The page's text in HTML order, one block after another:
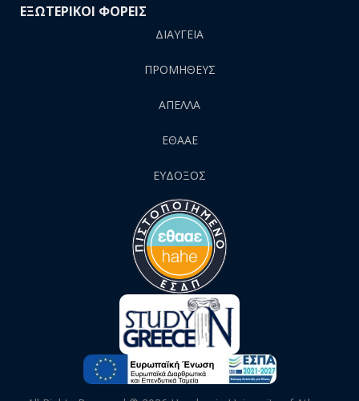
ΕΞΩΤΕΡΙΚΟΙ ΦΟΡΕΙΣ
ΔΙΑΥΓΕΙΑ
ΠΡΟΜΗΘΕΥΣ
AΠΕΛΛΑ
ΕΘΑΑΕ
ΕΥΔΟΞΟΣ